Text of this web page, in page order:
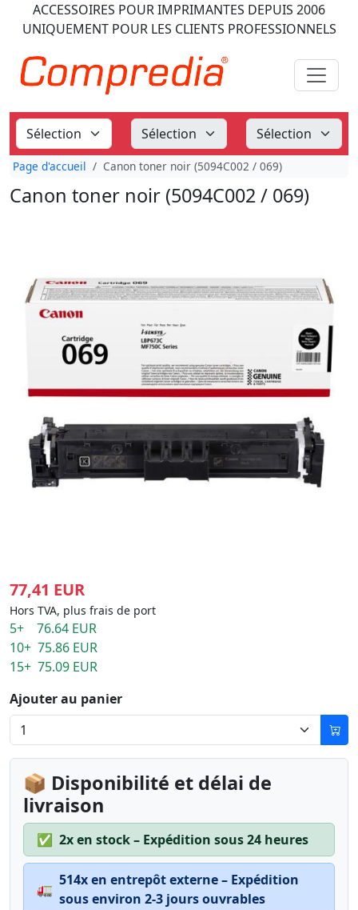
ACCESSOIRES POUR IMPRIMANTES DEPUIS 2006
UNIQUEMENT POUR LES CLIENTS PROFESSIONNELS
Page d'accueil Canon toner noir (5094C002 / 069)
Canon toner noir (5094C002 / 069)
77,41 EUR
Hors TVA, plus frais de port
5+ 76.64 EUR
10+ 75.86 EUR
15+ 75.09 EUR
Ajouter au panier
📦 Disponibilité et délai de
livraison
✅ 2x en stock – Expédition sous 24 heures
🚛
514x en entrepôt externe – Expédition
sous environ 2-3 jours ouvrables